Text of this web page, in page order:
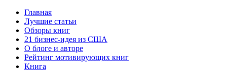
Главная
Лучшие статьи
Обзоры книг
21 бизнес-идея из США
О блоге и авторе
Рейтинг мотивирующих книг
Книга